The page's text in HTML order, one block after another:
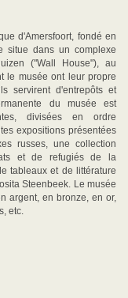
d'Amersfoort, fondé en
situe dans un complexe
("Wall House"), au
le musée ont leur propre
servirent d'entrepôts et
du musée est
divisées en ordre
expositions présentées
russes, une collection
et de refugiés de la
tableaux et de littérature
Steenbeek. Le musée
argent, en bronze, en or,
etc.